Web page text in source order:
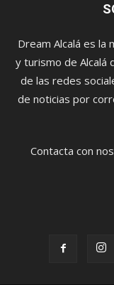
Dream Alcalá es la
y turismo de Alcalá
de las redes
de noticias por
Contacta con